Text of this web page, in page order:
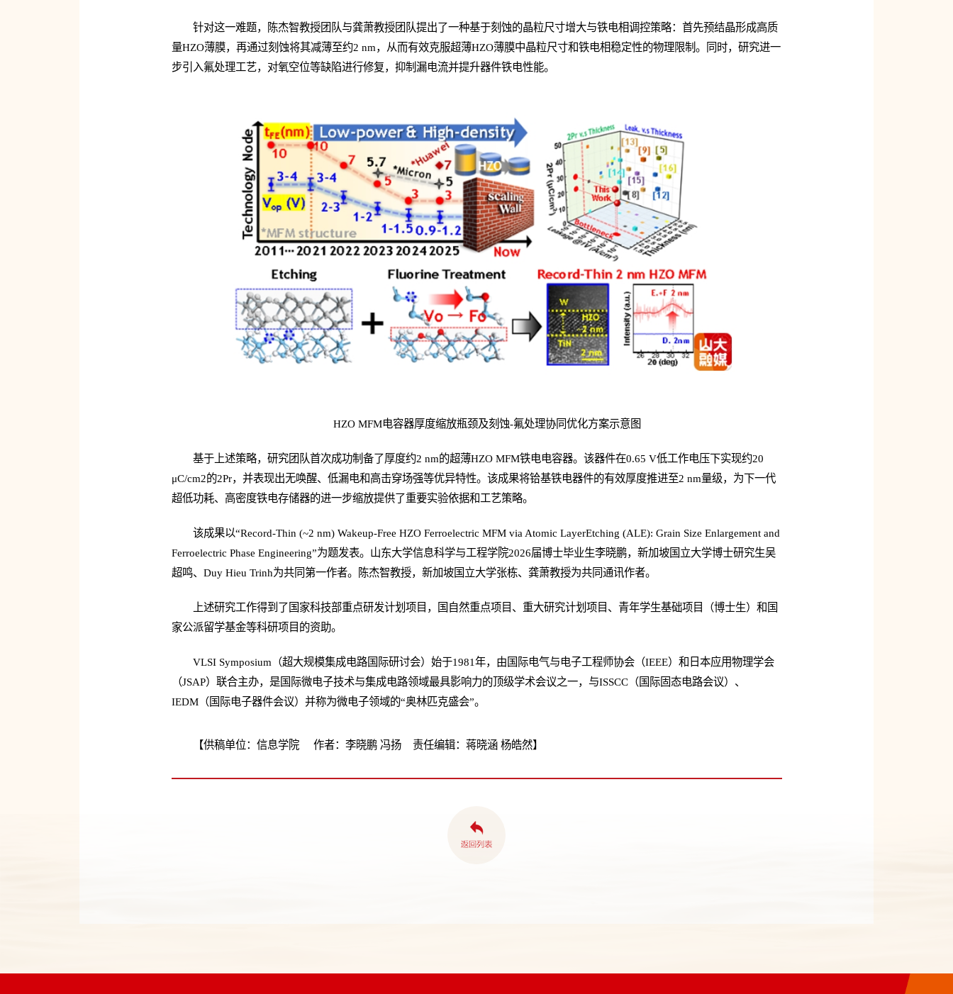
针对这一难题，陈杰智教授团队与龚萧教授团队提出了一种基于刻蚀的晶粒尺寸增大与铁电相调控策略：首先预结晶形成高质
量HZO薄膜，再通过刻蚀将其减薄至约2 nm，从而有效克服超薄HZO薄膜中晶粒尺寸和铁电相稳定性的物理限制。同时，研究进一
步引入氟处理工艺，对氧空位等缺陷进行修复，抑制漏电流并提升器件铁电性能。
HZO MFM电容器厚度缩放瓶颈及刻蚀-氟处理协同优化方案示意图
基于上述策略，研究团队首次成功制备了厚度约2 nm的超薄HZO MFM铁电电容器。该器件在0.65 V低工作电压下实现约20
μC/cm2的2Pr，并表现出无唤醒、低漏电和高击穿场强等优异特性。该成果将铪基铁电器件的有效厚度推进至2 nm量级，为下一代
超低功耗、高密度铁电存储器的进一步缩放提供了重要实验依据和工艺策略。
该成果以“Record-Thin (~2 nm) Wakeup-Free HZO Ferroelectric MFM via Atomic LayerEtching (ALE): Grain Size Enlargement and
Ferroelectric Phase Engineering”为题发表。山东大学信息科学与工程学院2026届博士毕业生李晓鹏，新加坡国立大学博士研究生吴
超鸣、Duy Hieu Trinh为共同第一作者。陈杰智教授，新加坡国立大学张栋、龚萧教授为共同通讯作者。
上述研究工作得到了国家科技部重点研发计划项目，国自然重点项目、重大研究计划项目、青年学生基础项目（博士生）和国
家公派留学基金等科研项目的资助。
VLSI Symposium（超大规模集成电路国际研讨会）始于1981年，由国际电气与电子工程师协会（IEEE）和日本应用物理学会
（JSAP）联合主办，是国际微电子技术与集成电路领域最具影响力的顶级学术会议之一，与ISSCC（国际固态电路会议）、
IEDM（国际电子器件会议）并称为微电子领域的“奥林匹克盛会”。
【供稿单位：信息学院 作者：李晓鹏 冯扬 责任编辑：蒋晓涵 杨皓然】